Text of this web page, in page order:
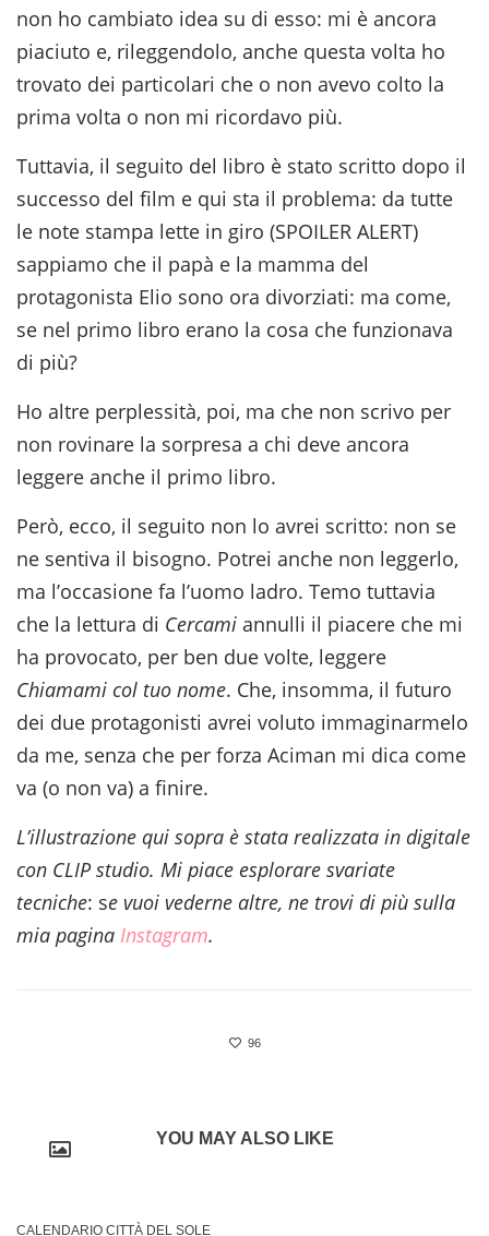
non ho cambiato idea su di esso: mi è ancora
piaciuto e, rileggendolo, anche questa volta ho
trovato dei particolari che o non avevo colto la
prima volta o non mi ricordavo più.
Tuttavia, il seguito del libro è stato scritto dopo il
successo del film e qui sta il problema: da tutte
le note stampa lette in giro (SPOILER ALERT)
sappiamo che il papà e la mamma del
protagonista Elio sono ora divorziati: ma come,
se nel primo libro erano la cosa che funzionava
di più?
Ho altre perplessità, poi, ma che non scrivo per
non rovinare la sorpresa a chi deve ancora
leggere anche il primo libro.
Però, ecco, il seguito non lo avrei scritto: non se
ne sentiva il bisogno. Potrei anche non leggerlo,
ma l’occasione fa l’uomo ladro. Temo tuttavia
che la lettura di Cercami annulli il piacere che mi
ha provocato, per ben due volte, leggere
Chiamami col tuo nome. Che, insomma, il futuro
dei due protagonisti avrei voluto immaginarmelo
da me, senza che per forza Aciman mi dica come
va (o non va) a finire.
L’illustrazione qui sopra è stata realizzata in digitale
con CLIP studio. Mi piace esplorare svariate
tecniche: se vuoi vederne altre, ne trovi di più sulla
mia pagina Instagram.
96
YOU MAY ALSO LIKE
CALENDARIO CITTÀ DEL SOLE